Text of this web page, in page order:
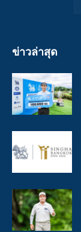
ข่าวล่าสุด